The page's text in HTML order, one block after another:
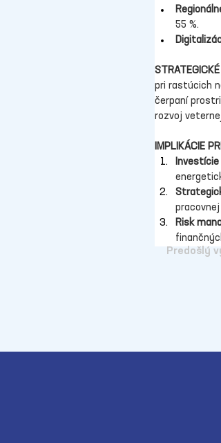
55 %.
pri rastúcich
čerpaní
rozvoj
IMPLIKÁCIE
Risk
Predošlý